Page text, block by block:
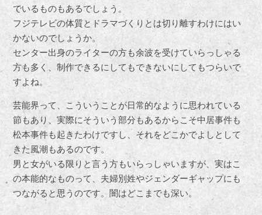
でいるものもあるでしょう。
フジテレビの体質とドラマづくりとは切り離すわけにはい
かないのでしょうか。
センター出身のライターの方も余波を受けていらっしゃる
方も多く、制作できるにしてもできないにしてもつらいで
すよね。
芸能界って、こういうことが日常的なように思われている
節もあり、実際にそういう部分もあるからこそ中居事件も
松本事件も起きたわけですし、それをどこかでよしとして
きた風潮もあるのです。
男と女がいる限りと言う方もいらっしゃいますが、実はこ
の本能的なものって、夫婦別姓やジェンダーギャップにも
つながると思うのです。闇はどこまでも深い。